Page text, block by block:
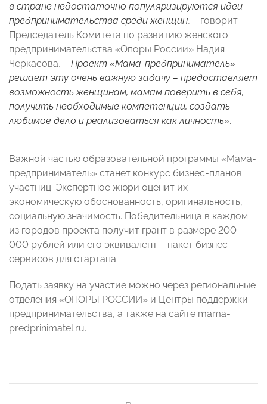
в стране недостаточно популяризируются идеи
предпринимательства среди женщин, – говорит
Председатель Комитета по развитию женского
предпринимательства «Опоры России» Надия
Черкасова, – Проект «Мама-предприниматель»
решает эту очень важную задачу – предоставляет
возможность женщинам, мамам поверить в себя,
получить необходимые компетенции, создать
любимое дело и реализоваться как личность».
Важной частью образовательной программы «Мама-
предприниматель» станет конкурс бизнес-планов
участниц. Экспертное жюри оценит их
экономическую обоснованность, оригинальность,
социальную значимость. Победительница в каждом
из городов проекта получит грант в размере 200
000 рублей или его эквивалент – пакет бизнес-
сервисов для стартапа.
Подать заявку на участие можно через региональные
отделения «ОПОРЫ РОССИИ» и Центры поддержки
предпринимательства, а также на сайте mama-
predprinimatel.ru.